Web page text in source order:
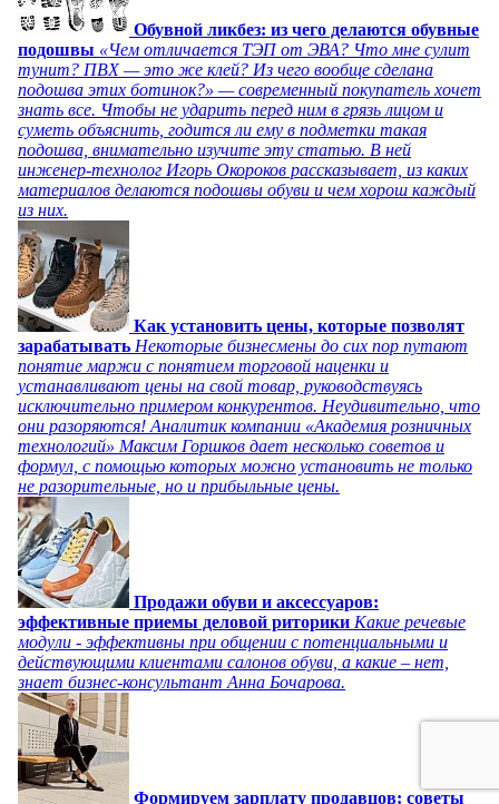
Обувной ликбез: из чего делаются обувные
подошвы «Чем отличается ТЭП от ЭВА? Что мне сулит
тунит? ПВХ — это же клей? Из чего вообще сделана
подошва этих ботинок?» — современный покупатель хочет
знать все. Чтобы не ударить перед ним в грязь лицом и
суметь объяснить, годится ли ему в подметки такая
подошва, внимательно изучите эту статью. В ней
инженер-технолог Игорь Окороков рассказывает, из каких
материалов делаются подошвы обуви и чем хорош каждый
из них.
Как установить цены, которые позволят
зарабатывать Некоторые бизнесмены до сих пор путают
понятие маржи с понятием торговой наценки и
устанавливают цены на свой товар, руководствуясь
исключительно примером конкурентов. Неудивительно, что
они разоряются! Аналитик компании «Академия розничных
технологий» Максим Горшков дает несколько советов и
формул, с помощью которых можно установить не только
не разорительные, но и прибыльные цены.
Продажи обуви и аксессуаров:
эффективные приемы деловой риторики Какие речевые
модули - эффективны при общении с потенциальными и
действующими клиентами салонов обуви, а какие – нет,
знает бизнес-консультант Анна Бочарова.
Формируем зарплату продавцов: советы